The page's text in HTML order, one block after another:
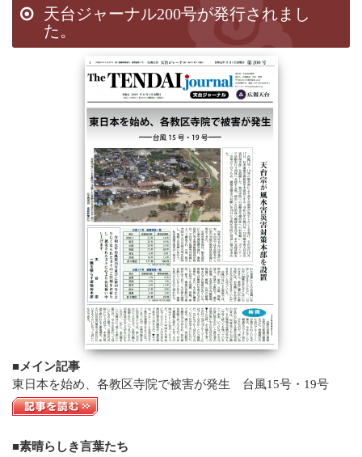
天台ジャーナル200号が発行されまし
た。
■メイン記事
東日本を始め、各教区寺院で被害が発生 台風15号・19号
■素晴らしき言葉たち